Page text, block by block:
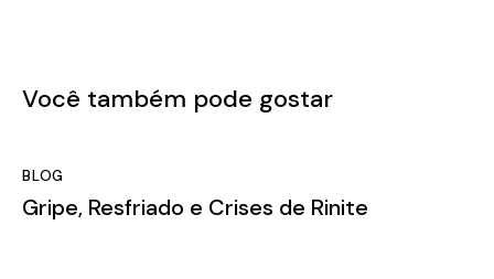
Você também pode gostar
BLOG
Gripe, Resfriado e Crises de Rinite